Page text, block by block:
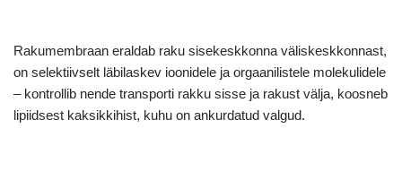
Rakumembraan eraldab raku sisekeskkonna väliskeskkonnast,
on selektiivselt läbilaskev ioonidele ja orgaanilistele molekulidele
– kontrollib nende transporti rakku sisse ja rakust välja, koosneb
lipiidsest kaksikkihist, kuhu on ankurdatud valgud.